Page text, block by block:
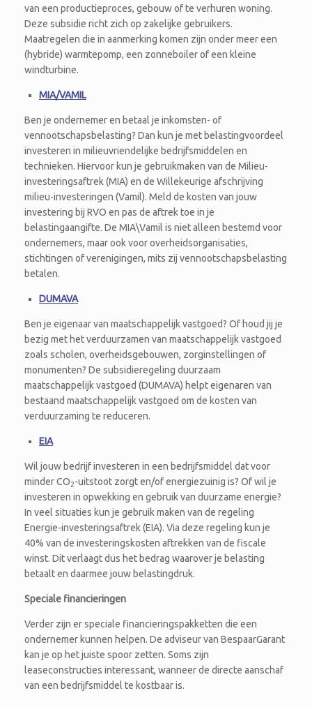
van een productieproces, gebouw of te verhuren woning.
Deze subsidie richt zich op zakelijke gebruikers.
Maatregelen die in aanmerking komen zijn onder meer een
(hybride) warmtepomp, een zonneboiler of een kleine
windturbine.
MIA/VAMIL
Ben je ondernemer en betaal je inkomsten- of
vennootschapsbelasting? Dan kun je met belastingvoordeel
investeren in milieuvriendelijke bedrijfsmiddelen en
technieken. Hiervoor kun je gebruikmaken van de Milieu-
investeringsaftrek (MIA) en de Willekeurige afschrijving
milieu-investeringen (Vamil). Meld de kosten van jouw
investering bij RVO en pas de aftrek toe in je
belastingaangifte. De MIA\Vamil is niet alleen bestemd voor
ondernemers, maar ook voor overheidsorganisaties,
stichtingen of verenigingen, mits zij vennootschapsbelasting
betalen.
DUMAVA
Ben je eigenaar van maatschappelijk vastgoed? Of houd jij je
bezig met het verduurzamen van maatschappelijk vastgoed
zoals scholen, overheidsgebouwen, zorginstellingen of
monumenten? De subsidieregeling duurzaam
maatschappelijk vastgoed (DUMAVA) helpt eigenaren van
bestaand maatschappelijk vastgoed om de kosten van
verduurzaming te reduceren.
EIA
Wil jouw bedrijf investeren in een bedrijfsmiddel dat voor
minder CO2-uitstoot zorgt en/of energiezuinig is? Of wil je
investeren in opwekking en gebruik van duurzame energie?
In veel situaties kun je gebruik maken van de regeling
Energie-investeringsaftrek (EIA). Via deze regeling kun je
40% van de investeringskosten aftrekken van de fiscale
winst. Dit verlaagt dus het bedrag waarover je belasting
betaalt en daarmee jouw belastingdruk.
Speciale financieringen
Verder zijn er speciale financieringspakketten die een
ondernemer kunnen helpen. De adviseur van BespaarGarant
kan je op het juiste spoor zetten. Soms zijn
leaseconstructies interessant, wanneer de directe aanschaf
van een bedrijfsmiddel te kostbaar is.